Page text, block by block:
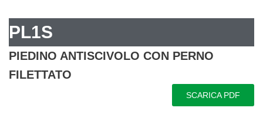
PL1S
PIEDINO ANTISCIVOLO CON PERNO
FILETTATO
SCARICA PDF